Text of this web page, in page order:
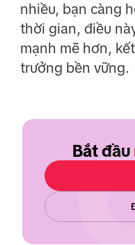
nhiều, bạn càng
thời gian, điều
mạnh mẽ hơn,
trưởng bền vững.
Bắt đầu